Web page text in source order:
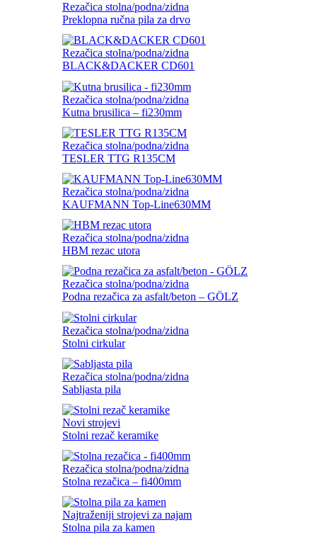
Rezačica stolna/podna/zidna
Preklopna ručna pila za drvo
Rezačica stolna/podna/zidna
BLACK&DACKER CD601
Rezačica stolna/podna/zidna
Kutna brusilica – fi230mm
Rezačica stolna/podna/zidna
TESLER TTG R135CM
Rezačica stolna/podna/zidna
KAUFMANN Top-Line630MM
Rezačica stolna/podna/zidna
HBM rezac utora
Rezačica stolna/podna/zidna
Podna rezačica za asfalt/beton – GÖLZ
Rezačica stolna/podna/zidna
Stolni cirkular
Rezačica stolna/podna/zidna
Sabljasta pila
Novi strojevi
Stolni rezač keramike
Rezačica stolna/podna/zidna
Stolna rezačica – fi400mm
Najtraženiji strojevi za najam
Stolna pila za kamen